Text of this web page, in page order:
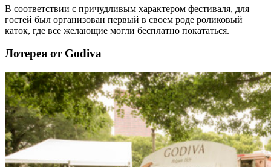
В соответствии с причудливым характером фестиваля, для
гостей был организован первый в своем роде роликовый
каток, где все желающие могли бесплатно покататься.
Лотерея от Godiva